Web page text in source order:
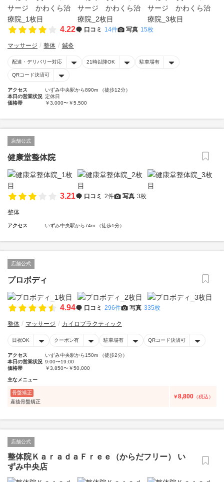
4.22 口コミ 14件 写真 15枚
マッサージ 整体 鍼灸
配達・デリバリー対応 21時以降OK 駐車場有
QRコード決済可
アクセス
いずみ中央駅から890m （徒歩12分）
本日の営業状況 定休日
価格帯
￥3,000〜￥5,500
店舗公式
健康堂整体院
3.21 口コミ 2件 写真 3枚
整体
アクセス いずみ中央駅から74m （徒歩1分）
店舗公式
プロボディ
4.94 口コミ 296件 写真 335枚
整体 マッサージ カイロプラクティック
日祝OK クーポン有 駐車場有 QRコード決済可
アクセス
いずみ中央駅から150m （徒歩2分）
本日の営業状況 9:00〜19:00
価格帯
￥3,850〜￥50,000
主なメニュー
骨盤矯正
産後骨盤矯正
￥8,800 （税込）
店舗公式
整体院ＫａｒａｄａＦｒｅｅ（からだフリー） い
ずみ中央店